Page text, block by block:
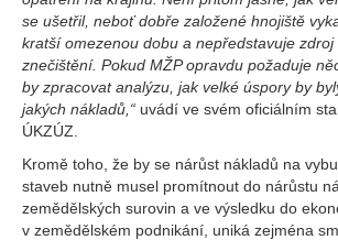
se ušetřil, neboť dobře založené hnojiště
kratší omezenou dobu a nepředstavuje zdroj
znečištění. Pokud MŽP opravdu požaduje
by zpracovat analýzu, jak velké úspory by
jakých nákladů,“ uvádí ve svém oficiálním
ÚKZÚZ.
Kromě toho, že by se nárůst nákladů na
staveb nutně musel promítnout do nárůstu
zemědělských surovin a ve výsledku do
v zemědělském podnikání, uniká zejména